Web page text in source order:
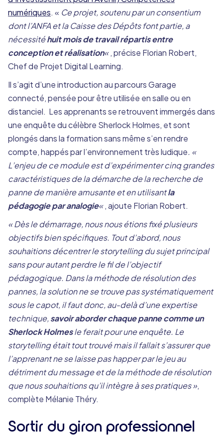
numériques. « Ce projet, soutenu par un consentium
dont l’ANFA et la Caisse des Dépôts font partie, a
nécessitéhuit mois de travail répartis entre
conception et réalisation«, précise Florian Robert,
Chef de Projet Digital Learning.
Il s’agit d’une introduction au parcours Garage
connecté, pensée pour être utilisée en salle ou en
distanciel. Les apprenants se retrouvent immergés dans
une enquête du célèbre Sherlock Holmes, et sont
plongés dans la formation sans même s’en rendre
compte, happés par l’environnement très ludique. «
L’enjeu de ce module est d’expérimenter cinq grandes
caractéristiques de la démarche de la recherche de
panne de manière amusante et en utilisantla
pédagogie par analogie«, ajoute Florian Robert.
« Dès le démarrage, nous nous étions fixé plusieurs
objectifs bien spécifiques. Tout d’abord, nous
souhaitions décentrer le storytelling du sujet principal
sans pour autant perdre le fil de l’objectif
pédagogique. Dans la méthode de résolution des
pannes, la solution ne se trouve pas systématiquement
sous le capot, il faut donc, au-delà d’une expertise
technique,savoir aborder chaque panne comme un
Sherlock Holmesle ferait pour une enquête. Le
storytelling était tout trouvé mais il fallait s’assurer que
l’apprenant ne se laisse pas happer par le jeu au
détriment du message et de la méthode de résolution
que nous souhaitions qu’il intègre à ses pratiques »,
complète Mélanie Théry.
Sortir du giron professionnel